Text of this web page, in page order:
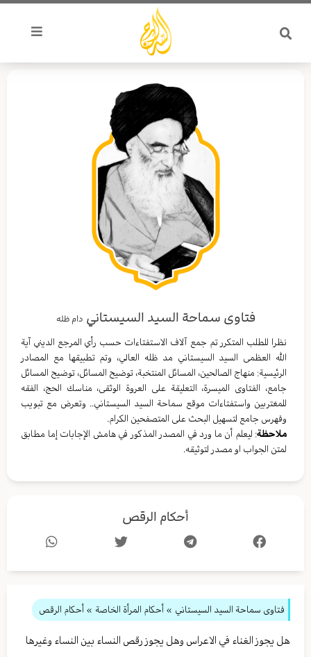
تخطي
المحتوى
فتاوى سماحة السيد السيستاني دام ظله
نظرا للطلب المتكرر تم جمع آلاف الاستفتاءات حسب رأي المرجع الديني آية
الله العظمى السيد السيستاني مد ظله العالي، وتم تطبيقها مع المصادر
الرئيسية: منهاج الصالحين، المسائل المنتخبة، توضيح المسائل، توضيح المسائل
جامع، الفتاوى الميسرة، التعليقة على العروة الوثقى، مناسك الحج، الفقه
للمغتربين واستفتاءات موقع سماحة السيد السيستاني.. وتعرض مع تبويب
وفهرس جامع لتسهيل البحث على المتصفحين الكرام.
ملاحظة: ليعلم أن ما ورد في المصدر المذكور في هامش الإجابات إما مطابق
لمتن الجواب او مصدر لتوثيقه.
أحكام الرقص
فتاوى سماحة السيد السيستاني » أحكام المرأة الخاصة » أحكام الرقص
هل يجوز الغناء في الاعراس وهل يجوز رقص النساء بين النساء وغيرها